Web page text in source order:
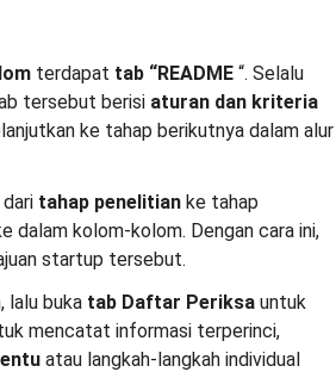
terdapat tab “README “. Selalu
tersebut berisi aturan dan kriteria
ke tahap berikutnya dalam alur
tahap penelitian ke tahap
dalam kolom-kolom. Dengan cara ini,
startup tersebut.
lalu buka tab Daftar Periksa untuk
mencatat informasi terperinci,
atau langkah-langkah individual